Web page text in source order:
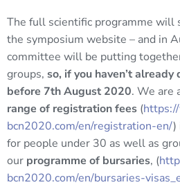
The full scientific programme will
the symposium website – and in
committee will be putting
groups, so, if you haven’t
before 7th August 2020. We are
range of registration fees (
bcn2020.com/en/registration-en/)
for people under 30 as well as
our programme of bursaries, (
bcn2020.com/en/bursaries-